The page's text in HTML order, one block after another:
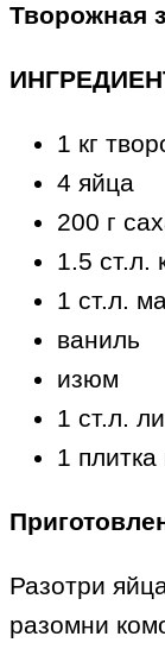
Творожная
1 кг
4 яйца
200 г
1.5 ст.л.
1 ст.л.
ваниль
изюм
1 ст.л.
1
Разотри
разомни